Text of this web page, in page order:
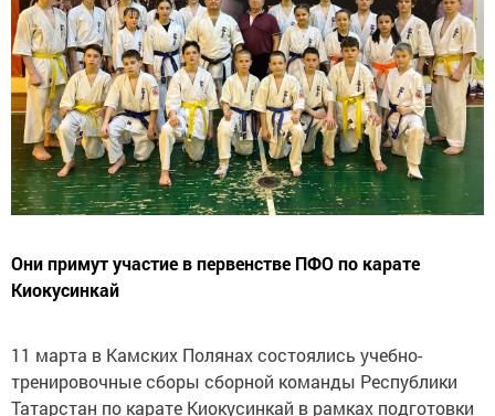
Они примут участие в первенстве ПФО по карате
Киокусинкай
11 марта в Камских Полянах состоялись учебно-
тренировочные сборы сборной команды Республики
Татарстан по карате Киокусинкай в рамках подготовки